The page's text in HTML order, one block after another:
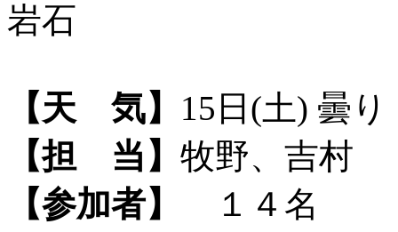
岩石
【天 気】 15日(土) 曇
【担 当】 牧野、吉村
【参加者】
１４名